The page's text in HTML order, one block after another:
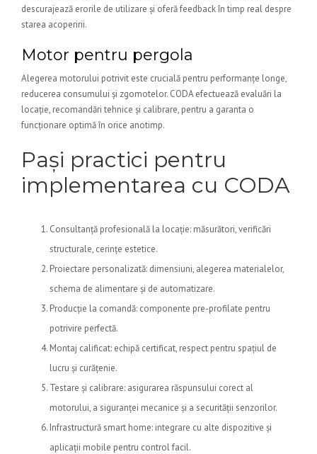
descurajează erorile de utilizare și oferă feedback în timp real despre
starea acoperirii.
Motor pentru pergola
Alegerea motorului potrivit este crucială pentru performanțe longe,
reducerea consumului și zgomotelor. CODA efectuează evaluări la
locație, recomandări tehnice și calibrare, pentru a garanta o
funcționare optimă în orice anotimp.
Pași practici pentru
implementarea cu CODA
Consultanță profesională la locație: măsurători, verificări
structurale, cerințe estetice.
Proiectare personalizată: dimensiuni, alegerea materialelor,
schema de alimentare și de automatizare.
Producție la comandă: componente pre-profilate pentru
potrivire perfectă.
Montaj calificat: echipă certificat, respect pentru spațiul de
lucru și curățenie.
Testare și calibrare: asigurarea răspunsului corect al
motorului, a siguranței mecanice și a securității senzorilor.
Infrastructură smart home: integrare cu alte dispozitive și
aplicații mobile pentru control facil.